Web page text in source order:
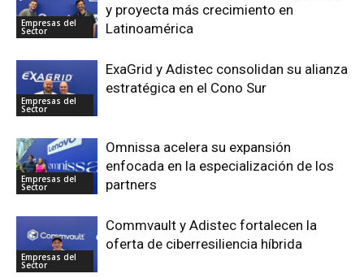
Empresas del
Sector
y proyecta más crecimiento en
Latinoamérica
Empresas del
Sector
ExaGrid y Adistec consolidan su alianza
estratégica en el Cono Sur
Empresas del
Sector
Omnissa acelera su expansión
enfocada en la especialización de los
partners
Empresas del
Sector
Commvault y Adistec fortalecen la
oferta de ciberresiliencia híbrida